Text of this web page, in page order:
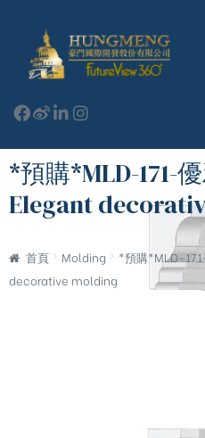
*預購*MLD-171-
Elegant
首頁 Molding
*預購*MLD-
decorative molding